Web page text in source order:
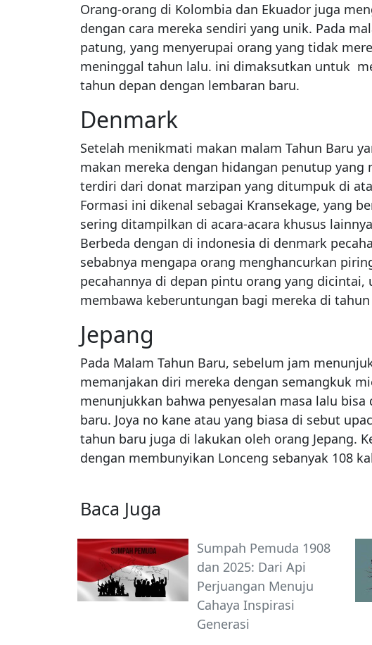
Orang-orang di Kolombia dan Ekuador juga
dengan cara mereka sendiri yang unik. Pada
patung, yang menyerupai orang yang tidak
meninggal tahun lalu. ini dimaksutkan untuk
tahun depan dengan lembaran baru.
Denmark
Setelah menikmati makan malam Tahun Baru
makan mereka dengan hidangan penutup
terdiri dari donat marzipan yang ditumpuk di
Formasi ini dikenal sebagai Kransekage, yang
sering ditampilkan di acara-acara khusus
Berbeda dengan di indonesia di denmark
sebabnya mengapa orang menghancurkan
pecahannya di depan pintu orang yang
membawa keberuntungan bagi mereka di
Jepang
Pada Malam Tahun Baru, sebelum jam
memanjakan diri mereka dengan semangkuk
menunjukkan bahwa penyesalan masa lalu
baru. Joya no kane atau yang biasa di sebut
tahun baru juga di lakukan oleh orang Jepang.
dengan membunyikan Lonceng sebanyak 108
Baca Juga
Sumpah Pemuda 1908
dan 2025: Dari Api
Perjuangan Menuju
Cahaya Inspirasi
Generasi